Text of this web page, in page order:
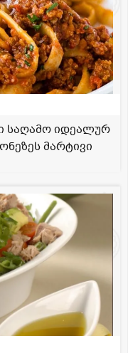
საღამო იდეალურ
მარტივი